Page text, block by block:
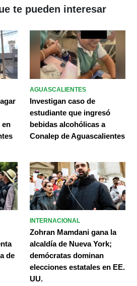
te pueden interesar
en
AGUASCALIENTES
Investigan caso de
estudiante que ingresó
bebidas alcohólicas a
Conalep de Aguascalientes
de
INTERNACIONAL
Zohran Mamdani gana la
alcaldía de Nueva York;
demócratas dominan
elecciones estatales en EE.
UU.